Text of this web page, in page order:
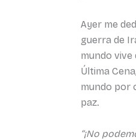
Ayer me
guerra de
mundo
Última
mundo por
paz.
“¡No